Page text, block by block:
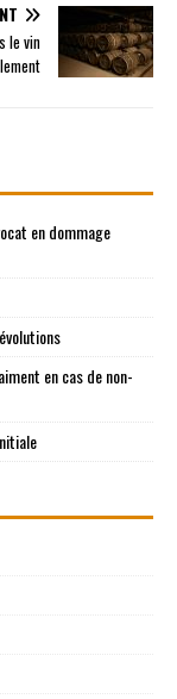
le vin
en dommage
en cas de non-